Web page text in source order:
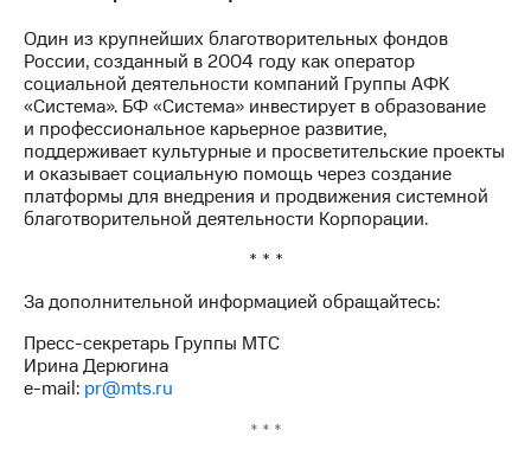
Один из крупнейших благотворительных фондов
России, созданный в 2004 году как оператор
социальной деятельности компаний Группы АФК
«Система». БФ «Система» инвестирует в образование
и профессиональное карьерное развитие,
поддерживает культурные и просветительские проекты
и оказывает социальную помощь через создание
платформы для внедрения и продвижения системной
благотворительной деятельности Корпорации.
* * *
За дополнительной информацией обращайтесь:
Пресс-секретарь Группы МТС
Ирина Дерюгина
e-mail: pr@mts.ru
* * *